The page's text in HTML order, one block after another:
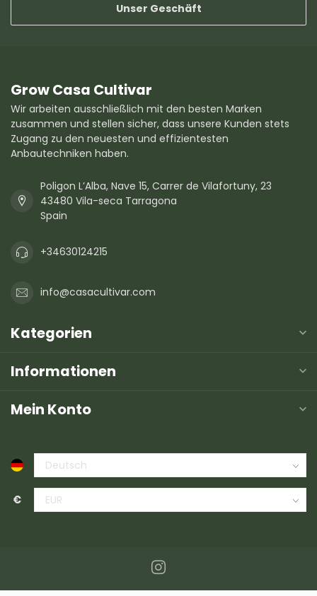
Unser Geschäft
Grow Casa Cultivar
Wir arbeiten ausschließlich mit den besten Marken
zusammen und stellen sicher, dass unsere Kunden stets
Zugang zu den neuesten und effizientesten
Anbautechniken haben.
Poligon L’Alba, Nave 15, Carrer de Vilafortuny, 23
43480 Vila-seca Tarragona
Spain
+34630124215
info@casacultivar.com
Kategorien
Informationen
Mein Konto
€